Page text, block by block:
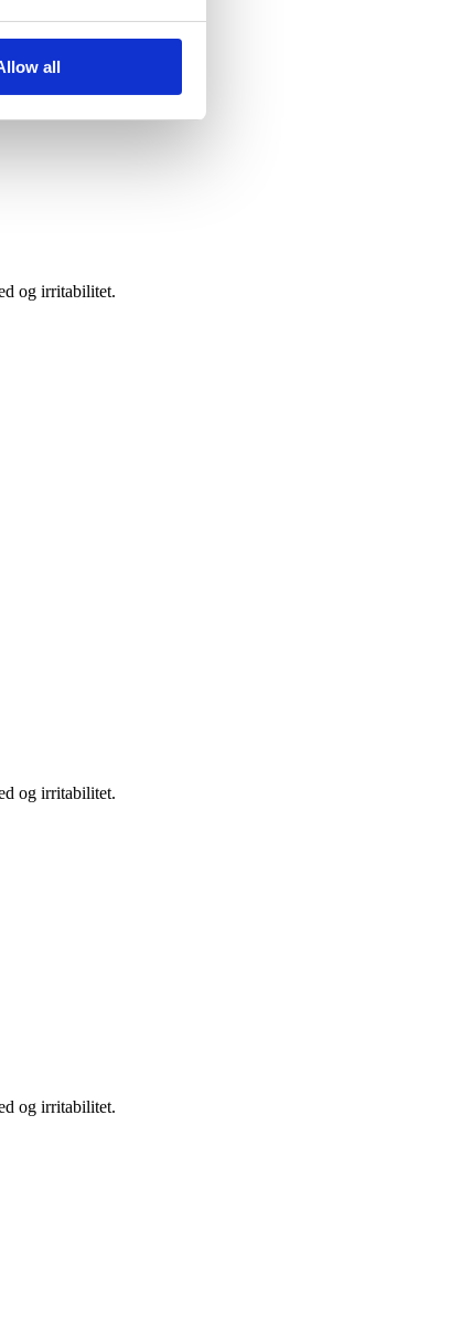
all
og irritabilitet.
og irritabilitet.
og irritabilitet.